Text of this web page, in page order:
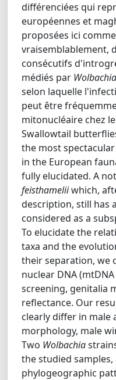
différenciées qui
européennes et
proposées ici
vraisemblablement,
consécutifs
médiés par Wolbachia
selon laquelle
peut être
mitonucléaire chez
Swallowtail
the most
in the European
fully elucidated. A
feisthameliiwhich,
description, still has
considered as a
To elucidate the
taxa and the
their separation, we
nuclear DNA
screening, genitalia
reflectance. Our
clearly differ in male
morphology, male
Two Wolbachia
the studied
phylogeographic